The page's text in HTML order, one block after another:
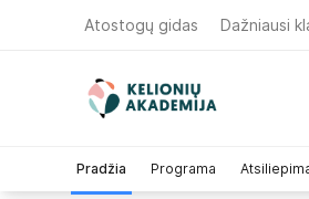
Atostogų gidas Dažniausi
Pradžia Programa